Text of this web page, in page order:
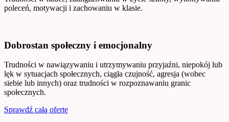
poleceń, motywacji i zachowaniu w klasie.
Dobrostan społeczny i emocjonalny
Trudności w nawiązywaniu i utrzymywaniu przyjaźni, niepokój lub
lęk w sytuacjach społecznych, ciągła czujność, agresja (wobec
siebie lub innych) oraz trudności w rozpoznawaniu granic
społecznych.
Sprawdź całą ofertę